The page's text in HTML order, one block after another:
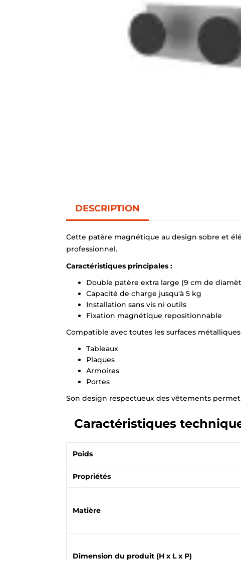
DESCRIPTION
Cette patère magnétique au design sobre et
professionnel.
Caractéristiques principales :
Double patère extra large (9 cm de
Capacité de charge jusqu'à 5 kg
Installation sans vis ni outils
Fixation magnétique repositionnable
Compatible avec toutes les surfaces métalliques
Tableaux
Plaques
Armoires
Portes
Son design respectueux des vêtements
Caractéristiques
Poids
Propriétés
Matière
Dimension du produit (H x L x P)